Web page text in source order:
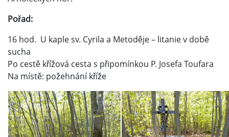
Pořad:
16 hod. U kaple sv. Cyrila a Metoděje – litanie v době
sucha
Po cestě křížová cesta s připomínkou P. Josefa Toufara
Na místě: požehnání kříže